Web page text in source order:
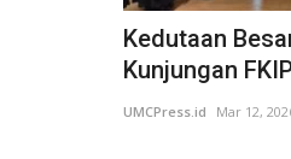
Kedutaan
Kunjungan
UMCPress.id Mar 12,